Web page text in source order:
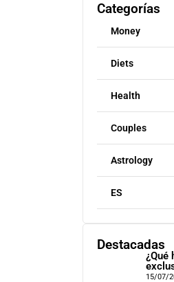
Categorías
Money
Diets
Health
Couples
Astrology
ES
Destacadas
¿Qué
15/07/